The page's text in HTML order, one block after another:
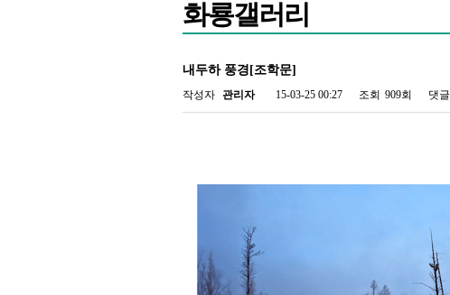
화룡갤러리
내두하 풍경[조학문]
작성자 관리자 15-03-25 00:27 조회 909회 댓글